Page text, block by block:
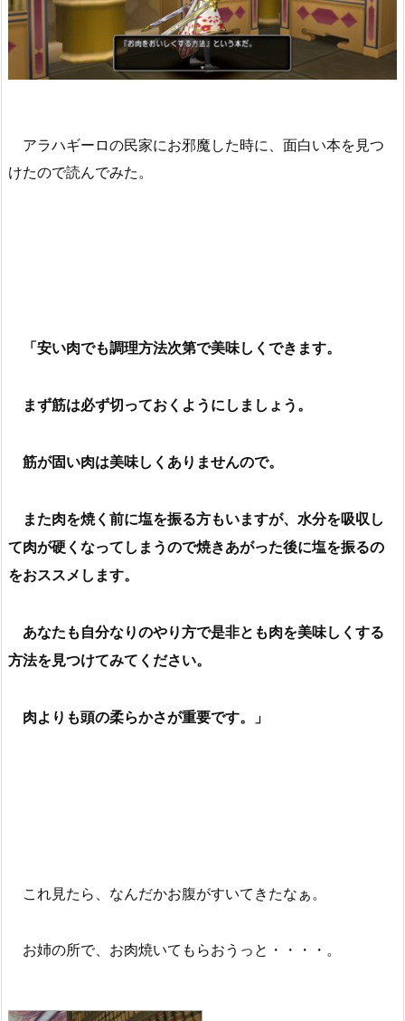
アラハギーロの民家にお邪魔した時に、面白い本を見つ
けたので読んでみた。
「安い肉でも調理方法次第で美味しくできます。
まず筋は必ず切っておくようにしましょう。
筋が固い肉は美味しくありませんので。
また肉を焼く前に塩を振る方もいますが、水分を吸収し
て肉が硬くなってしまうので焼きあがった後に塩を振るの
をおススメします。
あなたも自分なりのやり方で是非とも肉を美味しくする
方法を見つけてみてください。
肉よりも頭の柔らかさが重要です。」
これ見たら、なんだかお腹がすいてきたなぁ。
お姉の所で、お肉焼いてもらおうっと・・・・。